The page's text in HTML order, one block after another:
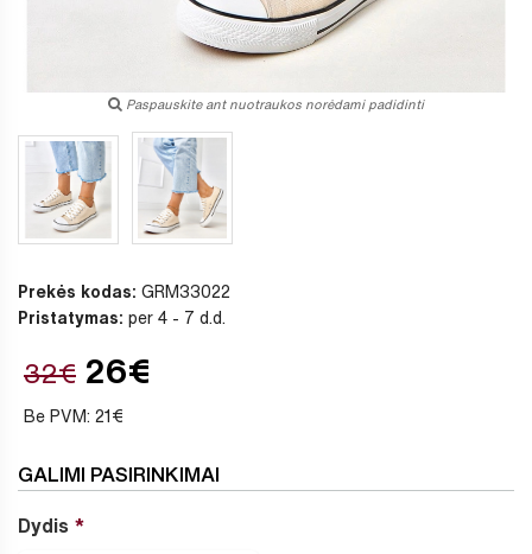
Paspauskite ant nuotraukos norėdami padidinti
Prekės kodas: GRM33022
Pristatymas: per 4 - 7 d.d.
32€ 26€
Be PVM: 21€
GALIMI PASIRINKIMAI
Dydis